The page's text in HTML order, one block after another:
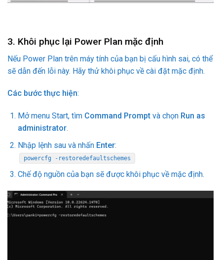
3. Khôi phục lại Power Plan mặc định
Nếu Power Plan trên máy tính của bạn bị cấu hình sai, có thể
sẽ dẫn đến lỗi này. Hãy thử khôi phục về cài đặt mặc định.
Các bước thực hiện:
Mở menu Start, tìm Command Promptvà chọn Run as
administrator.
Nhập lệnh sau và nhấn Enter:
powercfg -restoredefaultschemes
Chế độ nguồn của bạn sẽ được khôi phục về mặc định.